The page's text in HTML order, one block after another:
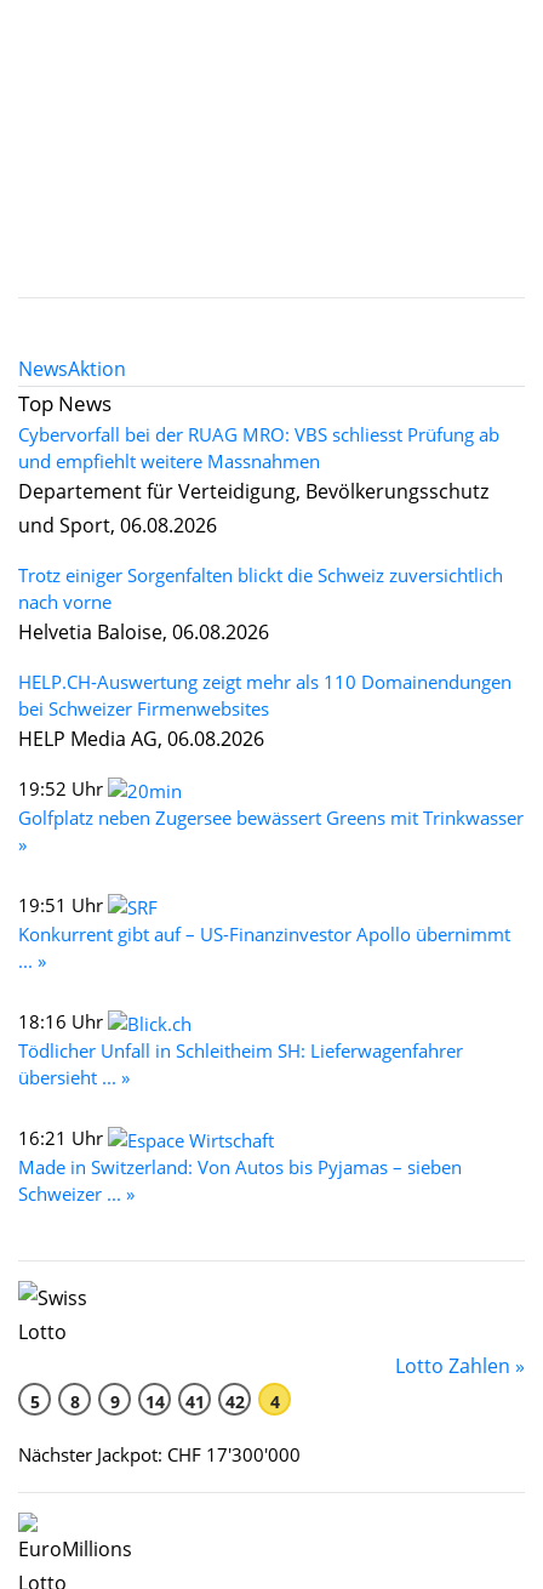
NewsAktion
Top News
Cybervorfall bei der RUAG MRO: VBS schliesst Prüfung ab
und empfiehlt weitere Massnahmen
Departement für Verteidigung, Bevölkerungsschutz
und Sport, 06.08.2026
Trotz einiger Sorgenfalten blickt die Schweiz zuversichtlich
nach vorne
Helvetia Baloise, 06.08.2026
HELP.CH-Auswertung zeigt mehr als 110 Domainendungen
bei Schweizer Firmenwebsites
HELP Media AG, 06.08.2026
19:52 Uhr
Golfplatz neben Zugersee bewässert Greens mit Trinkwasser
»
19:51 Uhr
Konkurrent gibt auf – US-Finanzinvestor Apollo übernimmt
... »
18:16 Uhr
Tödlicher Unfall in Schleitheim SH: Lieferwagenfahrer
übersieht ... »
16:21 Uhr
Made in Switzerland: Von Autos bis Pyjamas – sieben
Schweizer ... »
Lotto Zahlen »
5 8 9 14 41 42 4
Nächster Jackpot: CHF 17'300'000